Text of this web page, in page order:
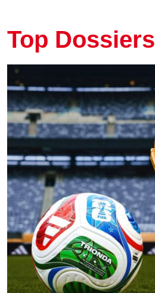
Top Dossiers